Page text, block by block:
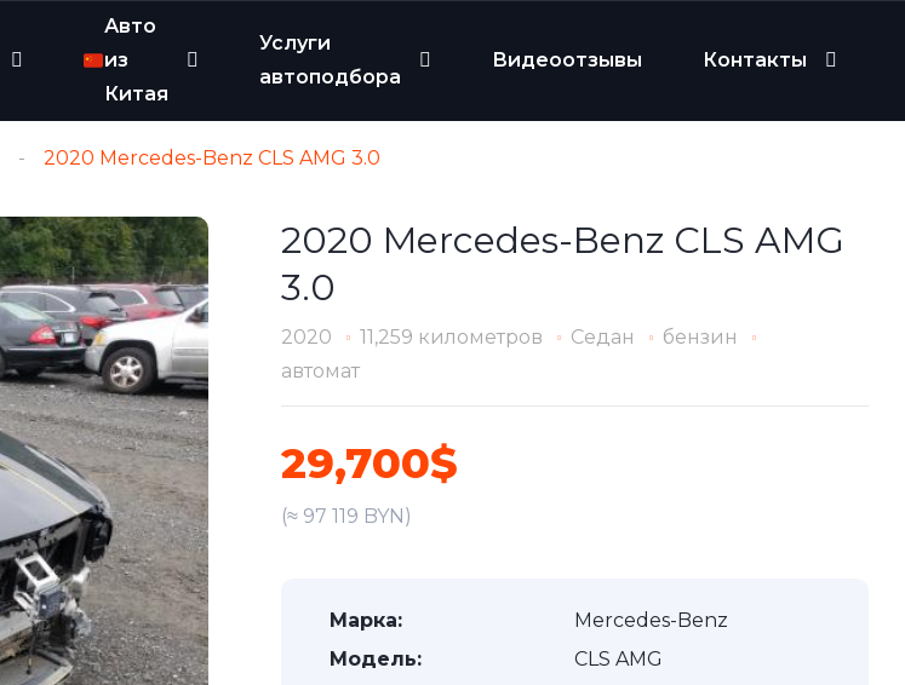
Авто
из
Китая
Услуги
автоподбора
Видеоотзывы Контакты
2020 Mercedes-Benz CLS AMG 3.0
2020 Mercedes-Benz CLS AMG
3.0
2020 11,259 километров Седан
бензин
автомат
29,700$
(≈ 97 119 BYN)
Марка:
Mercedes-Benz
Модель:
CLS AMG